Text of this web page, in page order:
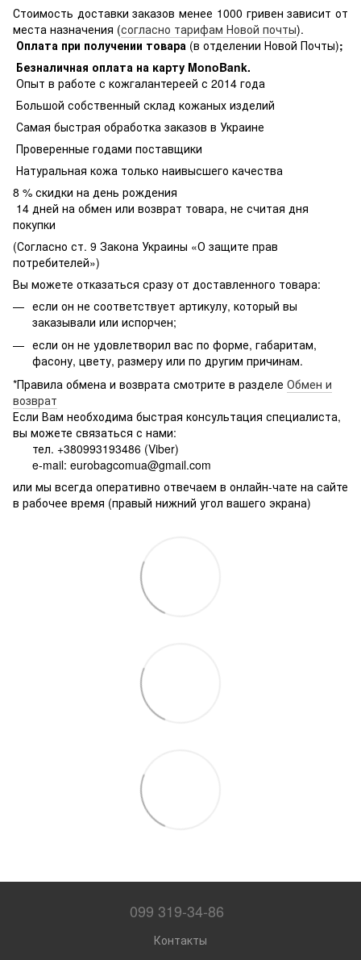
Стоимость доставки заказов менее 1000 гривен зависит от
места назначения (согласно тарифам Новой почты).
Оплата при получении товара (в отделении Новой Почты);
Безналичная оплата на карту MonoBank.
Опыт в работе с кожгалантереей с 2014 года
Большой собственный склад кожаных изделий
Самая быстрая обработка заказов в Украине
Проверенные годами поставщики
Натуральная кожа только наивысшего качества
8 % скидки на день рождения
14 дней на обмен или возврат товара, не считая дня
покупки
(Согласно ст. 9 Закона Украины «О защите прав
потребителей»)
Вы можете отказаться сразу от доставленного товара:
если он не соответствует артикулу, который вы
заказывали или испорчен;
если он не удовлетворил вас по форме, габаритам,
фасону, цвету, размеру или по другим причинам.
*Правила обмена и возврата смотрите в разделе Обмен и
возврат
Если Вам необходима быстрая консультация специалиста,
вы можете связаться с нами:
тел. +380993193486 (Viber)
e-mail: eurobagcomua@gmail.com
или мы всегда оперативно отвечаем в онлайн-чате на сайте
в рабочее время (правый нижний угол вашего экрана)
099 319-34-86
Контакты